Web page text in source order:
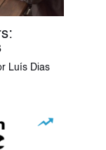
Luís Dias